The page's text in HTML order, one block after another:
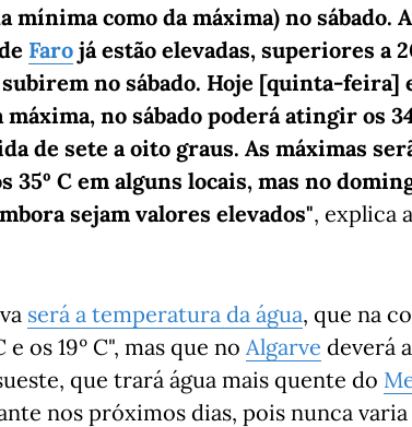
mínima como da máxima) no sábado.
Faro já estão elevadas, superiores a
no sábado. Hoje [quinta-feira]
no sábado poderá atingir os
de sete a oito graus. As máximas
35º C em alguns locais, mas no
sejam valores elevados", explica
será a temperatura da água, que na
os 19º C", mas que no Algarve deverá
que trará água mais quente do
nos próximos dias, pois nunca